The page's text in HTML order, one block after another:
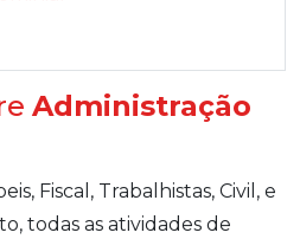
Administração
Fiscal, Trabalhistas, Civil, e
todas as atividades de